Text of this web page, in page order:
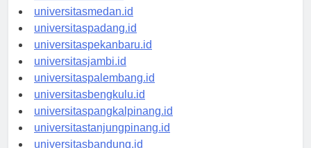
universitasaceh.id
universitasmedan.id
universitaspadang.id
universitaspekanbaru.id
universitasjambi.id
universitaspalembang.id
universitasbengkulu.id
universitaspangkalpinang.id
universitastanjungpinang.id